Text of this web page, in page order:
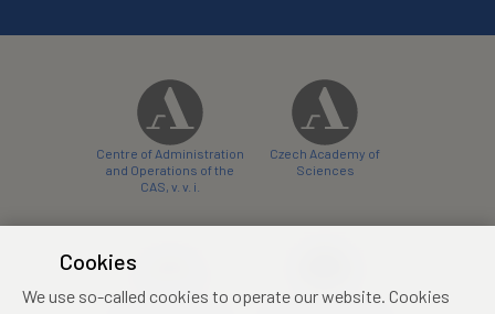
Centre of Administration
and Operations of the
CAS, v. v. i.
Czech Academy of
Sciences
Cookies
We use so-called cookies to operate our website. Cookies